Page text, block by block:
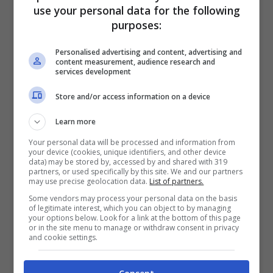
creare il giusto equilibrio tra i due capi
modelli a gamba larga, come ipantaloni a
palazzo, i boyfriend jeans e i tanto amati
baggy
con una vita media.
Per un look casual da giorno indossa i tuoi
jeans preferiti, il denim inoltre è una delle
tendenze del momento da non farsi
sfuggire. Per unlook total denimpotresti
optare per un abbinamento con unagiacca
di jeans dal taglio dritto e corto, così da
use your personal data for the following
purposes:
Personalised advertising and content, advertising and
content measurement, audience research and
services development
Store and/or access information on a device
Learn more
Your personal data will be processed and information from
your device (cookies, unique identifiers, and other device
data) may be stored by, accessed by and shared with 319
partners, or used specifically by this site. We and our partners
may use precise geolocation data. List of partners.
Some vendors may process your personal data on the basis
of legitimate interest, which you can object to by managing
your options below. Look for a link at the bottom of this page
or in the site menu to manage or withdraw consent in privacy
and cookie settings.